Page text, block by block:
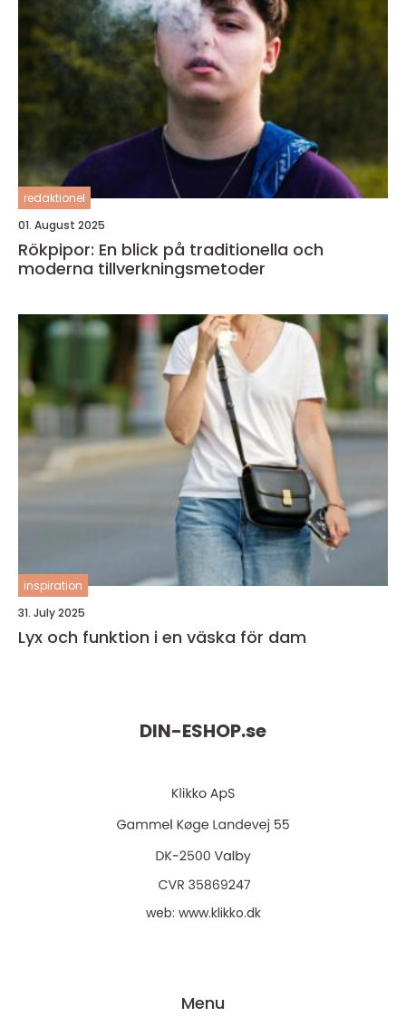
redaktionel
01. August 2025
Rökpipor: En blick på traditionella och
moderna tillverkningsmetoder
inspiration
31. July 2025
Lyx och funktion i en väska för dam
DIN-ESHOP.se
web: www.klikko.dk
Menu